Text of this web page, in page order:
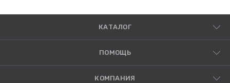
КАТАЛОГ
ПОМОЩЬ
КОМПАНИЯ